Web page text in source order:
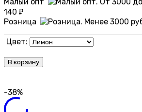
140 ₽
Розница
Цвет:
В корзину
-38%